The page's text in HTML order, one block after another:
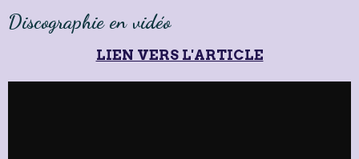
Discographie en vidéo
LIEN VERS L'ARTICLE